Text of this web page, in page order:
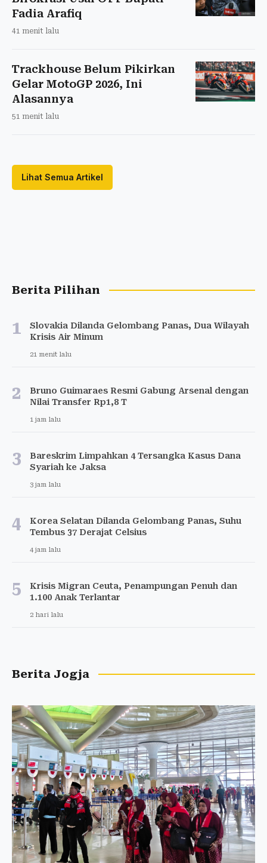
Fadia Arafiq
41 menit lalu
Trackhouse Belum Pikirkan
Gelar MotoGP 2026, Ini
Alasannya
51 menit lalu
Lihat Semua Artikel
Berita Pilihan
1
Slovakia Dilanda Gelombang Panas, Dua Wilayah
Krisis Air Minum
21 menit lalu
2
Bruno Guimaraes Resmi Gabung Arsenal dengan
Nilai Transfer Rp1,8 T
1 jam lalu
3
Bareskrim Limpahkan 4 Tersangka Kasus Dana
Syariah ke Jaksa
3 jam lalu
4
Korea Selatan Dilanda Gelombang Panas, Suhu
Tembus 37 Derajat Celsius
4 jam lalu
5
Krisis Migran Ceuta, Penampungan Penuh dan
1.100 Anak Terlantar
2 hari lalu
Berita Jogja